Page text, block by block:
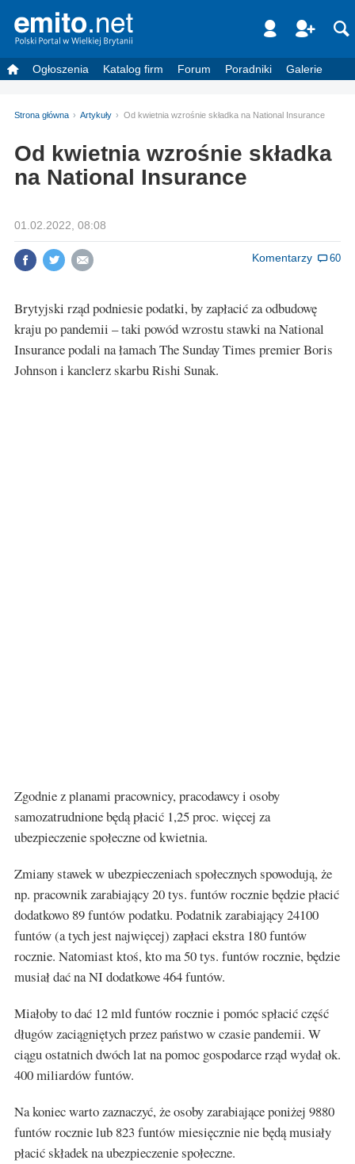
Ogłoszenia Katalog firm Forum Poradniki Galerie
Strona główna Artykuły Od kwietnia wzrośnie składka na National Insurance
Od kwietnia wzrośnie składka
na National Insurance
01.02.2022, 08:08
Komentarzy 60
Brytyjski rząd podniesie podatki, by zapłacić za odbudowę
kraju po pandemii – taki powód wzrostu stawki na National
Insurance podali na łamach The Sunday Times premier Boris
Johnson i kanclerz skarbu Rishi Sunak.
Zgodnie z planami pracownicy, pracodawcy i osoby
samozatrudnione będą płacić 1,25 proc. więcej za
ubezpieczenie społeczne od kwietnia.
Zmiany stawek w ubezpieczeniach społecznych spowodują, że
np. pracownik zarabiający 20 tys. funtów rocznie będzie płacić
dodatkowo 89 funtów podatku. Podatnik zarabiający 24100
funtów (a tych jest najwięcej) zapłaci ekstra 180 funtów
rocznie. Natomiast ktoś, kto ma 50 tys. funtów rocznie, będzie
musiał dać na NI dodatkowe 464 funtów.
Miałoby to dać 12 mld funtów rocznie i pomóc spłacić część
długów zaciągniętych przez państwo w czasie pandemii. W
ciągu ostatnich dwóch lat na pomoc gospodarce rząd wydał ok.
400 miliardów funtów.
Na koniec warto zaznaczyć, że osoby zarabiające poniżej 9880
funtów rocznie lub 823 funtów miesięcznie nie będą musiały
płacić składek na ubezpieczenie społeczne.